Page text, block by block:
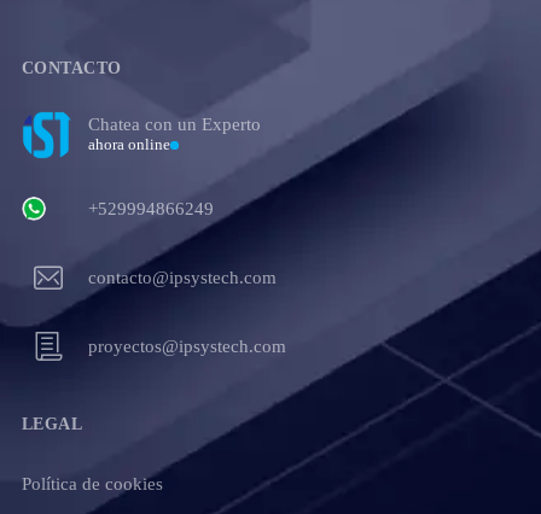
CONTACTO
Chatea con un Experto
ahora online
+529994866249
contacto@ipsystech.com
proyectos@ipsystech.com
LEGAL
Política de cookies